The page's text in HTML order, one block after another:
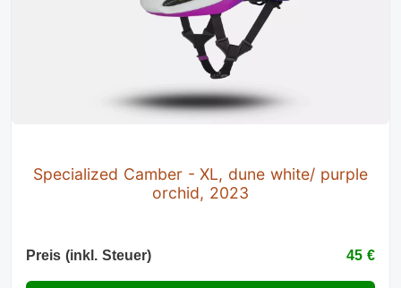
Specialized Camber - XL, dune white/ purple
orchid, 2023
Preis (inkl. Steuer) 45 €